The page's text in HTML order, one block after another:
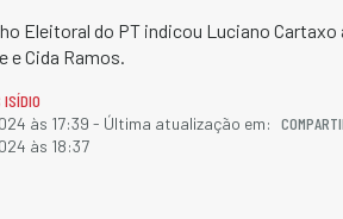
Eleitoral do PT indicou Luciano
e Cida Ramos.
ISÍDIO
às 17:39 - Última atualização em:
às 18:37